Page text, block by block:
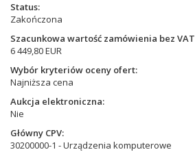
Status
Zakończona
Szacunkowa wartość zamówienia bez VAT
6 449,80 EUR
Wybór kryteriów oceny ofert
Najniższa cena
Aukcja elektroniczna
Nie
Główny CPV
30200000-1 - Urządzenia komputerowe